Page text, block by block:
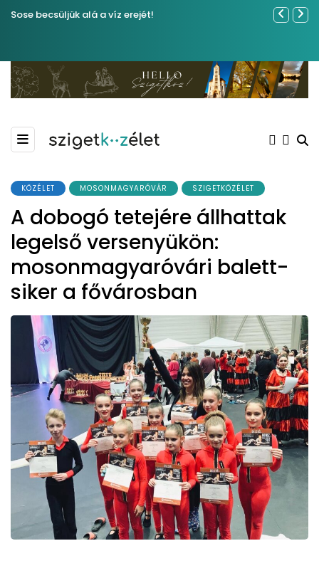
Sose becsüljük alá a víz erejét!
Közel
KÖZÉLET MOSONMAGYARÓVÁR SZIGETKÖZÉLET
A dobogó tetejére állhattak
legelső versenyükön:
mosonmagyaróvári balett-
siker a fővárosban